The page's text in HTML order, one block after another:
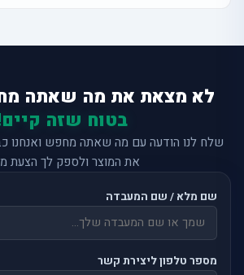
לא מצאת את מה שאתה
בטוח שזה
שלח לנו הודעה עם מה שאתה מחפש ואנחנו
את המוצר ולספק לך הצעת
שם מלא / שם המעבדה
מספר טלפון ליצירת קשר